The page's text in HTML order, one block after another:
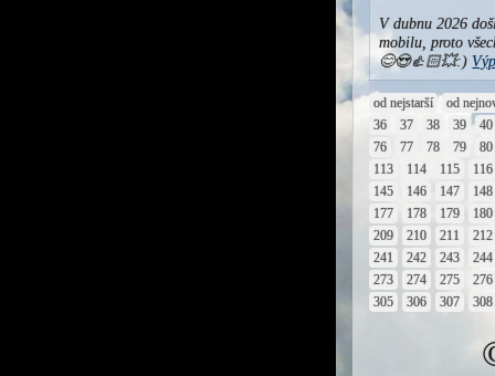
V dubnu 2026
mobilu, proto
😊😍👍🏻💥:)
od nejstarší
od
36
37 38 39
40
76
77 78 79
80
113
114 115
116
145
146 147
148
177
178 179
180
209
210 211
212
241
242 243
244
273
274 275
276
305
306 307 308